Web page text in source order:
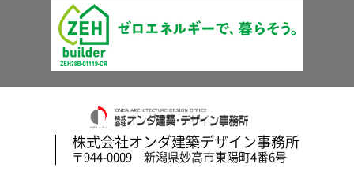
株式会社オンダ建築デザイン事務所
〒944-0009 新潟県妙高市東陽町4番6号